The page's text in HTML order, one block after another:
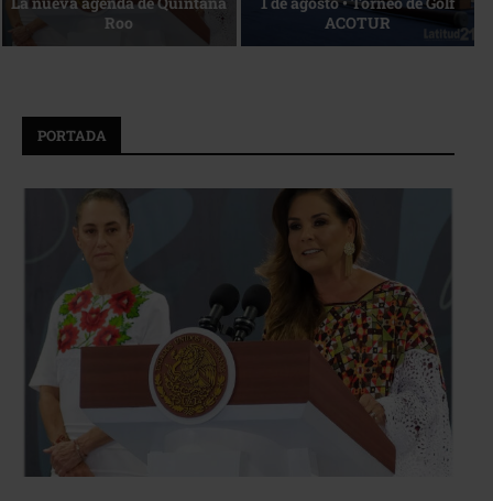
Reconocimiento de viajeros La esencia del servicio
PORTADA